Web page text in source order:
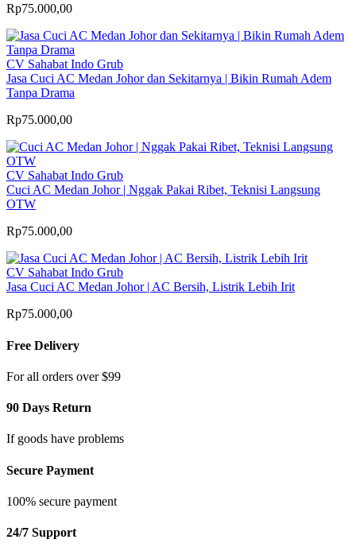
Rp75.000,00
CV Sahabat Indo Grub
Jasa Cuci AC Medan Johor dan Sekitarnya | Bikin Rumah Adem
Tanpa Drama
Rp75.000,00
CV Sahabat Indo Grub
Cuci AC Medan Johor | Nggak Pakai Ribet, Teknisi Langsung
OTW
Rp75.000,00
CV Sahabat Indo Grub
Jasa Cuci AC Medan Johor | AC Bersih, Listrik Lebih Irit
Rp75.000,00
Free Delivery
For all orders over $99
90 Days Return
If goods have problems
Secure Payment
100% secure payment
24/7 Support